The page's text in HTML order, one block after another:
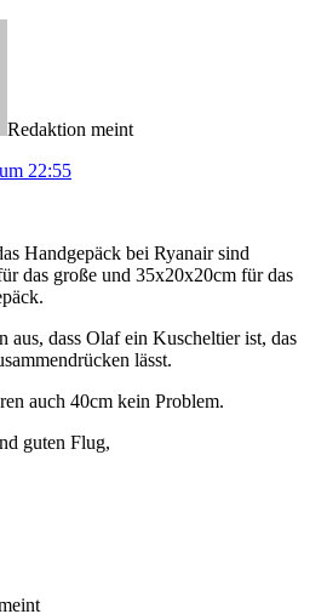
Redaktion meint
22:55
Handgepäck bei Ryanair sind
das große und 35x20x20cm für das
aus, dass Olaf ein Kuscheltier ist, das
lässt.
auch 40cm kein Problem.
guten Flug,